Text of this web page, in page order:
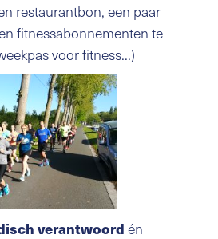
restaurantbon, een paar
fitnessabonnementen te
voor fitness...)
verantwoord én